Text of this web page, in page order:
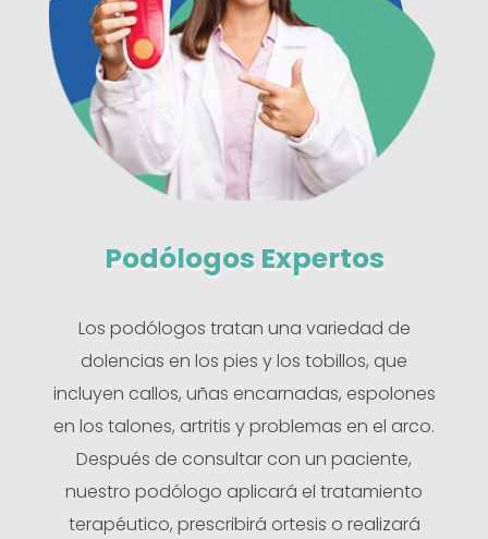
Podólogos Expertos
Los podólogos tratan una variedad de
dolencias en los pies y los tobillos, que
incluyen callos, uñas encarnadas, espolones
en los talones, artritis y problemas en el arco.
Después de consultar con un paciente,
nuestro podólogo aplicará el tratamiento
terapéutico, prescribirá ortesis o realizará